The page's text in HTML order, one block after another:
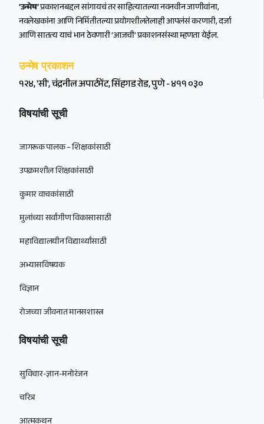
‘उन्मेष’प्रकाशनबद्दल सांगायचं तर साहित्यातल्या नवनवीन जाणीवांना,
नवलेखकांना आणि निर्मितीतल्या प्रयोगशीलतेलाही आपलंसं करणारी, दर्जा
आणि सातत्य याचं भान ठेवणारी ‘आजची’ प्रकाशनसंस्था म्हणता येईल.
उन्मेष प्रकाशन
१२४, 'सी', चंद्रनील अपार्टमेंट, सिंहगड रोड, पुणे - ४११ ०३०
विषयांची सूची
जागरूक पालक – शिक्षकांसाठी
उपक्रमशील शिक्षकांसाठी
कुमार वाचकांसाठी
मुलांच्या सर्वांगीण विकासासाठी
महाविद्यालयीन विद्यार्थ्यांसाठी
अभ्यासविषयक
विज्ञान
रोजच्या जीवनात मानसशास्त्र
विषयांची सूची
सुविचार-ज्ञान-मनोरंजन
चरित्र